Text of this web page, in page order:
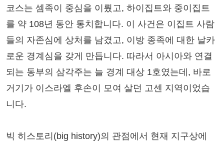
코스는 셈족이 중심을 이뤘고, 하이집트와 중이집트
를 약 108년 동안 통치합니다. 이 사건은 이집트 사람
들의 자존심에 상처를 남겼고, 이방 종족에 대한 날카
로운 경계심을 갖게 만듭니다. 따라서 아시아와 연결
되는 동부의 삼각주는 늘 경계 대상 1호였는데, 바로
거기가 이스라엘 후손이 모여 살던 고센 지역이었습
니다.
빅 히스토리(big history)의 관점에서 현재 지구상에